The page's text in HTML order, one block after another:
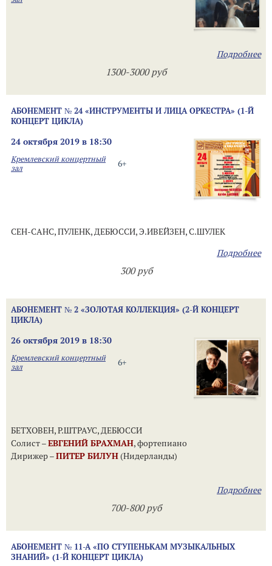
Подробнее
1300-3000 руб
АБОНЕМЕНТ № 24 «ИНСТРУМЕНТЫ И ЛИЦА ОРКЕСТРА» (1-Й
КОНЦЕРТ ЦИКЛА)
24 октября 2019 в 18:30
6+
Кремлевский концертный
зал
СЕН-САНС, ПУЛЕНК, ДЕБЮССИ, Э.ИВЕЙЗЕН, С.ШУЛЕК
Подробнее
300 руб
АБОНЕМЕНТ № 2 «ЗОЛОТАЯ КОЛЛЕКЦИЯ» (2-Й КОНЦЕРТ
ЦИКЛА)
26 октября 2019 в 18:30
6+
Кремлевский концертный
зал
БЕТХОВЕН, Р.ШТРАУС, ДЕБЮССИ
Солист –ЕВГЕНИЙ БРАХМАН, фортепиано
Дирижер –ПИТЕР БИЛУН(Нидерланды)
Подробнее
700-800 руб
АБОНЕМЕНТ № 11-А «ПО СТУПЕНЬКАМ МУЗЫКАЛЬНЫХ
ЗНАНИЙ» (1-Й КОНЦЕРТ ЦИКЛА)